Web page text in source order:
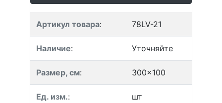
Артикул товара: 78LV-21
Наличие: Уточняйте
Размер, см: 300x100
Ед. изм.: шт